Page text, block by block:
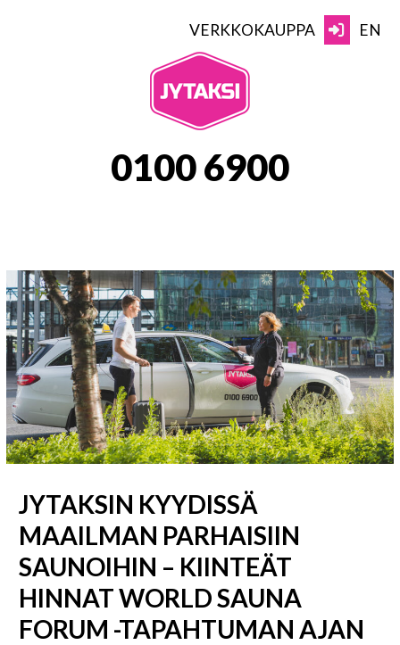
VERKKOKAUPPA EN
JYTAKSI
0100 6900
JYTAKSIN KYYDISSÄ
MAAILMAN PARHAISIIN
SAUNOIHIN – KIINTEÄT
HINNAT WORLD SAUNA
FORUM -TAPAHTUMAN AJAN